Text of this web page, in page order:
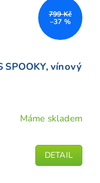
799 Kč
–37 %
SPOOKY, vínový
Máme skladem
DETAIL